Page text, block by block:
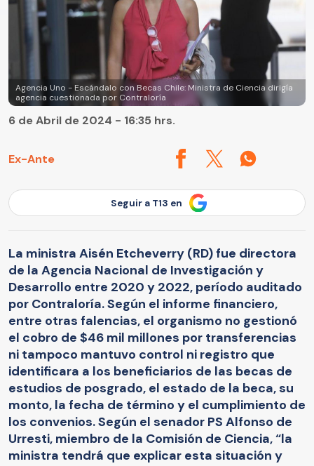
Agencia Uno - Escándalo con Becas Chile: Ministra de Ciencia dirigía
agencia cuestionada por Contraloría
Ex-Ante
6 de Abril de 2024 - 16:35 hrs.
Seguir a T13 en
La ministra Aisén Etcheverry (RD) fue directora
de la Agencia Nacional de Investigación y
Desarrollo entre 2020 y 2022, período auditado
por Contraloría. Según el informe financiero,
entre otras falencias, el organismo no gestionó
el cobro de $46 mil millones por transferencias
ni tampoco mantuvo control ni registro que
identificara a los beneficiarios de las becas de
estudios de posgrado, el estado de la beca, su
monto, la fecha de término y el cumplimiento de
los convenios. Según el senador PS Alfonso de
Urresti, miembro de la Comisión de Ciencia, “la
ministra tendrá que explicar esta situación y